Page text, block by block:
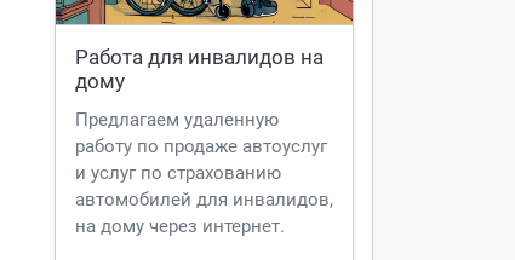
Работа для инвалидов на
дому
Предлагаем удаленную
работу по продаже автоуслуг
и услуг по страхованию
автомобилей для инвалидов,
на дому через интернет.